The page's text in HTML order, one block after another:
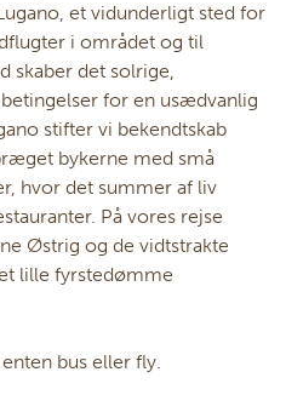
et vidunderligt sted for
i området og til
skaber det solrige,
for en usædvanlig
stifter vi bekendtskab
bykerne med små
hvor det summer af liv
På vores rejse
Østrig og de vidtstrakte
lille fyrstedømme
bus eller fly.